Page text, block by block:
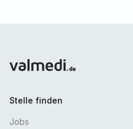
Stelle finden
Jobs